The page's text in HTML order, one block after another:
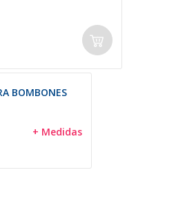
BOMBONES
+ Medidas